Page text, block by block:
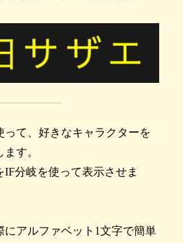
って、好きなキャラクターを
す。
分岐を使って表示させま
にアルファベット1文字で簡単